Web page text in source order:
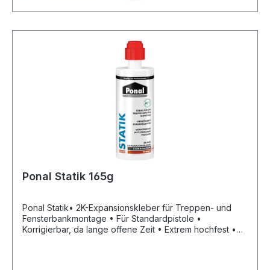
Holz/Kunststoff). • Verklebt ebenso Materialien wie z. B.
untereinander oder als Kombinationsverklebung
Kann allergische Hautreaktionen verursachen;H332:
Gesundheitsschädlich bei Einatmen;H335: Kann die
Atemwege reizenHersteller: Henkel AG & Co. KGaA,
Henkel-Teroson-Str.57, 69123 Heidelberg, DE,
+4962217040, corporate.communications@henkel.com
Ponal Statik 165g
Ponal Statik• 2K-Expansionskleber für Treppen- und
Fensterbankmontage • Für Standardpistole •
Korrigierbar, da lange offene Zeit • Extrem hochfest •